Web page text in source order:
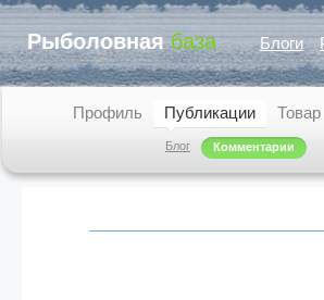
Рыболовнаябаза Блоги
Профиль Публикации
Блог Комментарии
Товар